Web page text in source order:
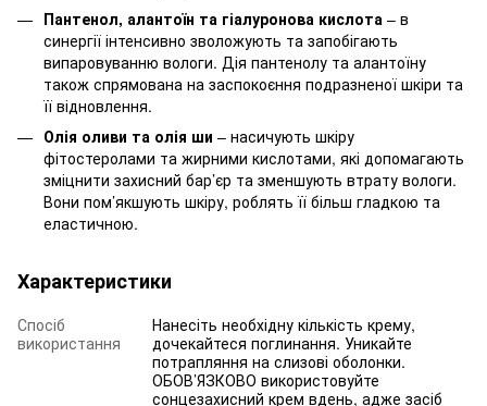
Пантенол, алантоїн та гіалуронова кислота – в
синергії інтенсивно зволожують та запобігають
випаровуванню вологи. Дія пантенолу та алантоїну
також спрямована на заспокоєння подразненої шкіри та
її відновлення.
Олія оливи та олія ши – насичують шкіру
фітостеролами та жирними кислотами, які допомагають
зміцнити захисний бар’єр та зменшують втрату вологи.
Вони пом’якшують шкіру, роблять її більш гладкою та
еластичною.
Характеристики
Спосіб
використання
Нанесіть необхідну кількість крему,
дочекайтеся поглинання. Уникайте
потрапляння на слизові оболонки.
ОБОВ’ЯЗКОВО використовуйте
сонцезахисний крем вдень, адже засіб